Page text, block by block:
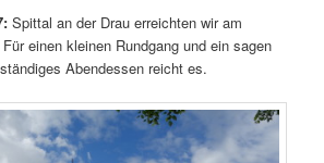
Spittal an der Drau erreichten wir am
einen kleinen Rundgang und ein sagen
Abendessen reicht es.